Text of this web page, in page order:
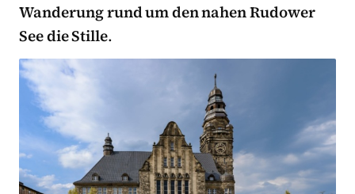
Wanderung rund um den nahen Rudower
See die Stille.